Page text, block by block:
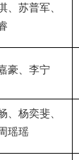
、苏普军、
豪、李宁
、杨奕斐、
瑶瑶